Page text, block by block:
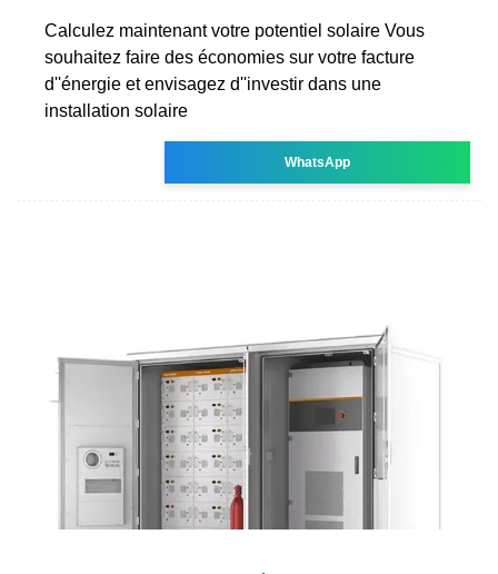
Calculez maintenant votre potentiel solaire Vous
souhaitez faire des économies sur votre facture
d''énergie et envisagez d''investir dans une
installation solaire
WhatsApp